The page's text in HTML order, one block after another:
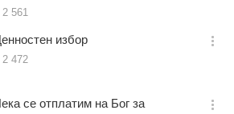
Брой
2 561
기
избор
Брой
2 472
옵
기
се отплатим на Бог за